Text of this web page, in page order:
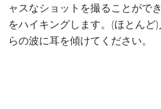
ャスなショットを撮ることがで
をハイキングします。(ほとん
らの波に耳を傾けてください。